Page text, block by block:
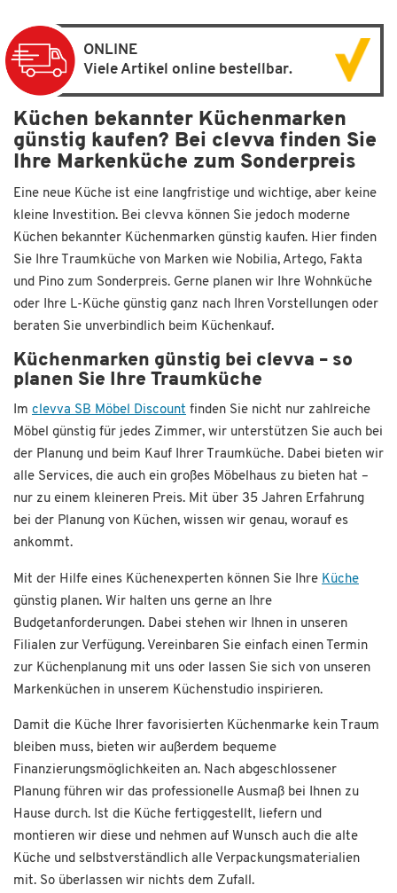
ONLINE
Viele Artikel online bestellbar.
Küchen bekannter Küchenmarken
günstig kaufen? Bei clevva finden Sie
Ihre Markenküche zum Sonderpreis
Eine neue Küche ist eine langfristige und wichtige, aber keine
kleine Investition. Bei clevva können Sie jedoch moderne
Küchen bekannter Küchenmarken günstig kaufen. Hier finden
Sie Ihre Traumküche von Marken wie Nobilia, Artego, Fakta
und Pino zum Sonderpreis. Gerne planen wir Ihre Wohnküche
oder Ihre L-Küche günstig ganz nach Ihren Vorstellungen oder
beraten Sie unverbindlich beim Küchenkauf.
Küchenmarken günstig bei clevva – so
planen Sie Ihre Traumküche
Im clevva SB Möbel Discount finden Sie nicht nur zahlreiche
Möbel günstig für jedes Zimmer, wir unterstützen Sie auch bei
der Planung und beim Kauf Ihrer Traumküche. Dabei bieten wir
alle Services, die auch ein großes Möbelhaus zu bieten hat –
nur zu einem kleineren Preis. Mit über 35 Jahren Erfahrung
bei der Planung von Küchen, wissen wir genau, worauf es
ankommt.
Mit der Hilfe eines Küchenexperten können Sie Ihre Küche
günstig planen. Wir halten uns gerne an Ihre
Budgetanforderungen. Dabei stehen wir Ihnen in unseren
Filialen zur Verfügung. Vereinbaren Sie einfach einen Termin
zur Küchenplanung mit uns oder lassen Sie sich von unseren
Markenküchen in unserem Küchenstudio inspirieren.
Damit die Küche Ihrer favorisierten Küchenmarke kein Traum
bleiben muss, bieten wir außerdem bequeme
Finanzierungsmöglichkeiten an. Nach abgeschlossener
Planung führen wir das professionelle Ausmaß bei Ihnen zu
Hause durch. Ist die Küche fertiggestellt, liefern und
montieren wir diese und nehmen auf Wunsch auch die alte
Küche und selbstverständlich alle Verpackungsmaterialien
mit. So überlassen wir nichts dem Zufall.